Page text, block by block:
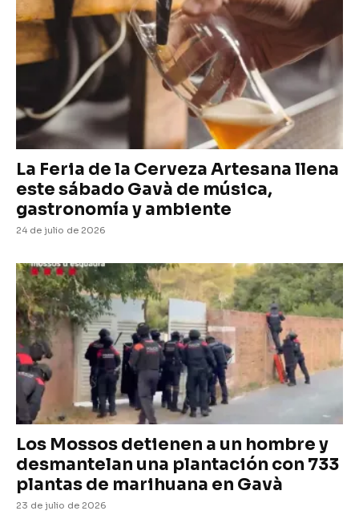
La Feria de la Cerveza Artesana llena
este sábado Gavà de música,
gastronomía y ambiente
24 de julio de 2026
Los Mossos detienen a un hombre y
desmantelan una plantación con 733
plantas de marihuana en Gavà
23 de julio de 2026